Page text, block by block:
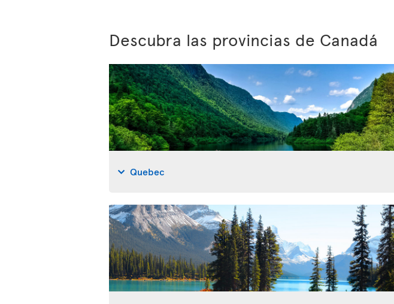
Descubra las provincias de Canadá
Quebec